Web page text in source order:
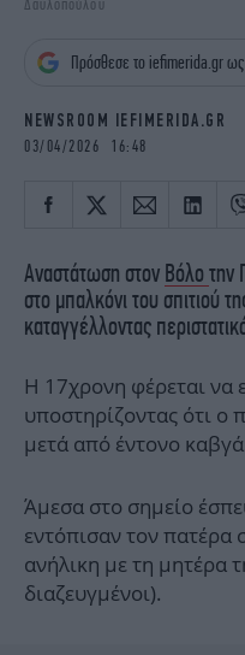
iBOOKS
OSCARS
NEWSLETTER
Δαυλοπούλου
Πρόσθεσε το iefimerida.gr ως
NEWSROOM IEFIMERIDA.GR
03/04/2026 16:48
Αναστάτωση στον Βόλο την
στο μπαλκόνι του σπιτιού
καταγγέλλοντας
Η 17χρονη φέρεται να
υποστηρίζοντας ότι ο
μετά από έντονο
Άμεσα στο σημείο
εντόπισαν τον πατέρα
ανήλικη με τη μητέρα
διαζευγμένοι).